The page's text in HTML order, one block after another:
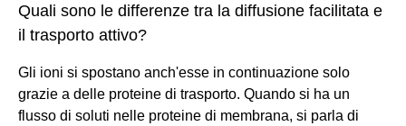
Quali sono le differenze tra la diffusione facilitata e
il trasporto attivo?
Gli ioni si spostano anch'esse in continuazione solo
grazie a delle proteine di trasporto. Quando si ha un
flusso di soluti nelle proteine di membrana, si parla di